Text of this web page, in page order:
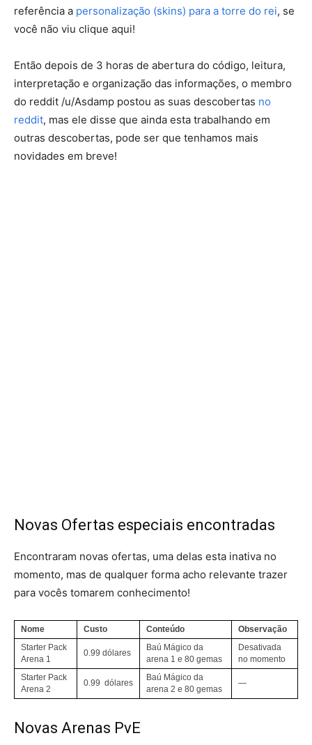
referência a personalização (skins) para a torre do rei, se
você não viu clique aqui!
Então depois de 3 horas de abertura do código, leitura,
interpretação e organização das informações, o membro
do reddit /u/Asdamp postou as suas descobertas no
reddit, mas ele disse que ainda esta trabalhando em
outras descobertas, pode ser que tenhamos mais
novidades em breve!
Novas Ofertas especiais encontradas
Encontraram novas ofertas, uma delas esta inativa no
momento, mas de qualquer forma acho relevante trazer
para vocês tomarem conhecimento!
Nome Custo Conteúdo
Observação
Starter Pack
Arena 1
0.99 dólares
Baú Mágico da
arena 1 e 80 gemas
Desativada
no momento
Starter Pack
Arena 2
0.99 dólares
Baú Mágico da
arena 2 e 80 gemas
—
Novas Arenas PvE